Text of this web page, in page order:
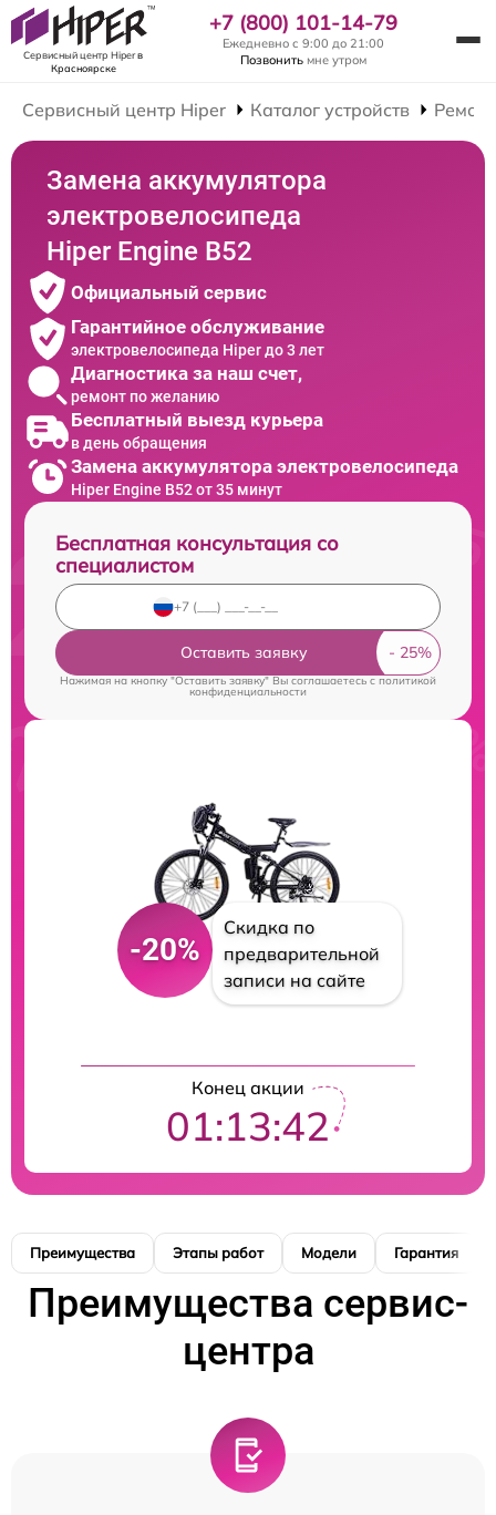
Сервисный центр Hiperв
Красноярске
+7 (800) 101-14-79
Ежедневно с 9:00 до 21:00
Позвонить мне утром
Сервисный центр Hiper Каталог устройств
Замена аккумулятора
электровелосипеда
Hiper Engine B52
Официальный сервис
Гарантийное обслуживание
электровелосипеда Hiper до 3 лет
Диагностика за наш счет,
ремонт по желанию
Бесплатный выезд курьера
в день обращения
Замена аккумулятора электровелосипеда
Hiper Engine B52 от 35 минут
Бесплатная консультация со
специалистом
Оставить заявку
Нажимая на кнопку "Оставить заявку" Вы соглашаетесь cполитикой
конфиденциальности
-20%
Скидка по
предварительной
записи на сайте
Конец акции
01:13:41
Преимущества Этапы работ Модели Гарантия
Преимущества сервис-
центра